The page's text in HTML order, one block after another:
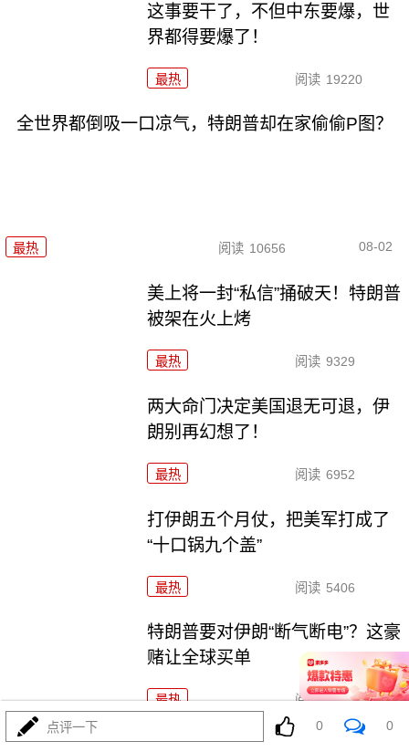
这事要干了，不但中东要爆，世
界都得要爆了！
最热 阅读 19220
全世界都倒吸一口凉气，特朗普却在家偷偷P图？
最热 阅读 10656 08-02
美上将一封“私信”捅破天！特朗普
被架在火上烤
最热 阅读 9329
两大命门决定美国退无可退，伊
朗别再幻想了！
最热 阅读 6952
打伊朗五个月仗，把美军打成了
“十口锅九个盖”
最热 阅读 5406
特朗普要对伊朗“断气断电”？这豪
赌让全球买单
最热 阅读 4572
五万人一夜破城，欧盟真怕了！
点评一下 0 0